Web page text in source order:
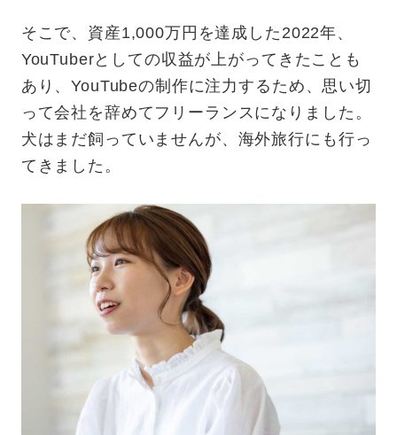
そこで、資産1,000万円を達成した2022年、
YouTuberとしての収益が上がってきたことも
あり、YouTubeの制作に注力するため、思い切
って会社を辞めてフリーランスになりました。
犬はまだ飼っていませんが、海外旅行にも行っ
てきました。